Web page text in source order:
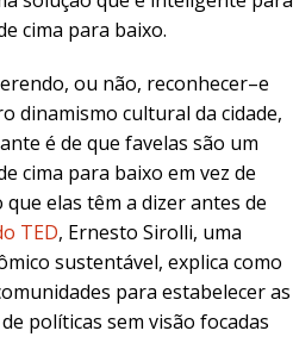
cima para baixo.
ou não, reconhecer–e
dinamismo cultural da cidade,
é de que favelas são um
cima para baixo em vez de
elas têm a dizer antes de
TED, Ernesto Sirolli, uma
sustentável, explica como
para estabelecer as
políticas sem visão focadas